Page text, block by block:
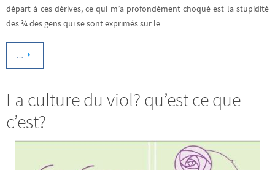
départ à ces dérives, ce qui m’a profondément choqué est la stupidité
des ¾ des gens qui se sont exprimés sur le…
La culture du viol? qu’est ce que
c’est?